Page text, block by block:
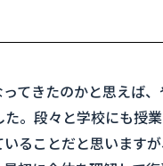
てきたのかと思えば、
。段々と学校にも授
ることだと思います